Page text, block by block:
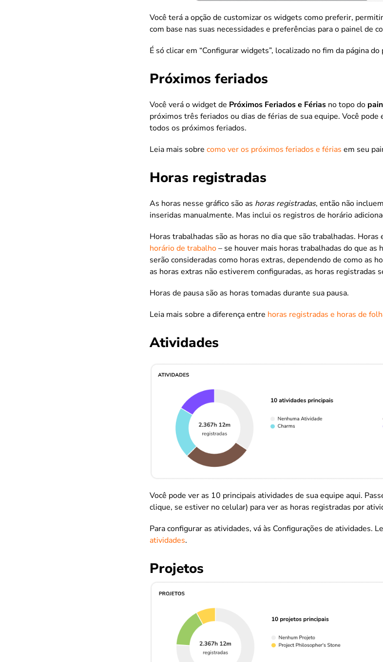
Você terá a opção de customizar os widgets como preferir,
com base nas suas necessidades e preferências para o painel de
É só clicar em “Configurar widgets”, localizado no fim da página
Próximos feriados
Você verá o widget de Próximos Feriados e Férias no topo do
próximos três feriados ou dias de férias de sua equipe. Você pode
todos os próximos feriados.
Leia mais sobre como ver os próximos feriados e férias em seu
Horas registradas
As horas nesse gráfico são as horas registradas, então não
inseridas manualmente. Mas inclui os registros de horário
Horas trabalhadas são as horas no dia que são trabalhadas.
horário de trabalho– se houver mais horas trabalhadas do que as
serão consideradas como horas extras, dependendo de como as
as horas extras não estiverem configuradas, as horas registradas
Horas de pausa são as horas tomadas durante sua pausa.
Leia mais sobre a diferença entre horas registradas e horas de
Atividades
Você pode ver as 10 principais atividades de sua equipe aqui.
clique, se estiver no celular) para ver as horas registradas por
Para configurar as atividades, vá às Configurações de atividades.
atividades.
Projetos